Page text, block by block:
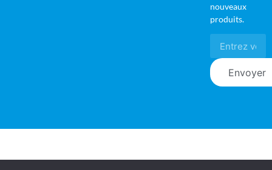
nouveaux
produits.
Envoyer